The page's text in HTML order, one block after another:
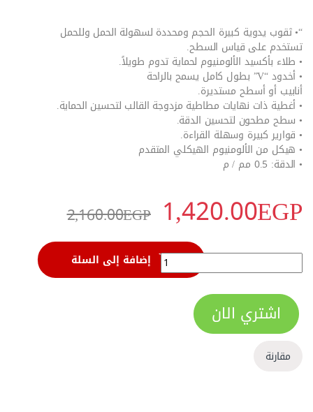
“• ثقوب يدوية كبيرة الحجم ومحددة لسهولة الحمل وللحمل
تستخدم على قياس السطح.
• طلاء بأكسيد الألومنيوم لحماية تدوم طويلاً.
• أخدود “V” بطول كامل يسمح بالراحة
أنابيب أو أسطح مستديرة.
• أغطية ذات نهايات مطاطية مزدوجة القالب لتحسين الحماية.
• سطح مطحون لتحسين الدقة.
• قوارير كبيرة وسهلة القراءة.
• هيكل من الألومنيوم الهيكلي المتقدم
• الدقة: 0.5 مم / م
1,420.00EGP
2,160.00EGP
ميزان عين 3 عين 72 بوصة خدمة شاقة من وورك برو - W062022 quantity إضافة إلى السلة
اشتري الان
مقارنة